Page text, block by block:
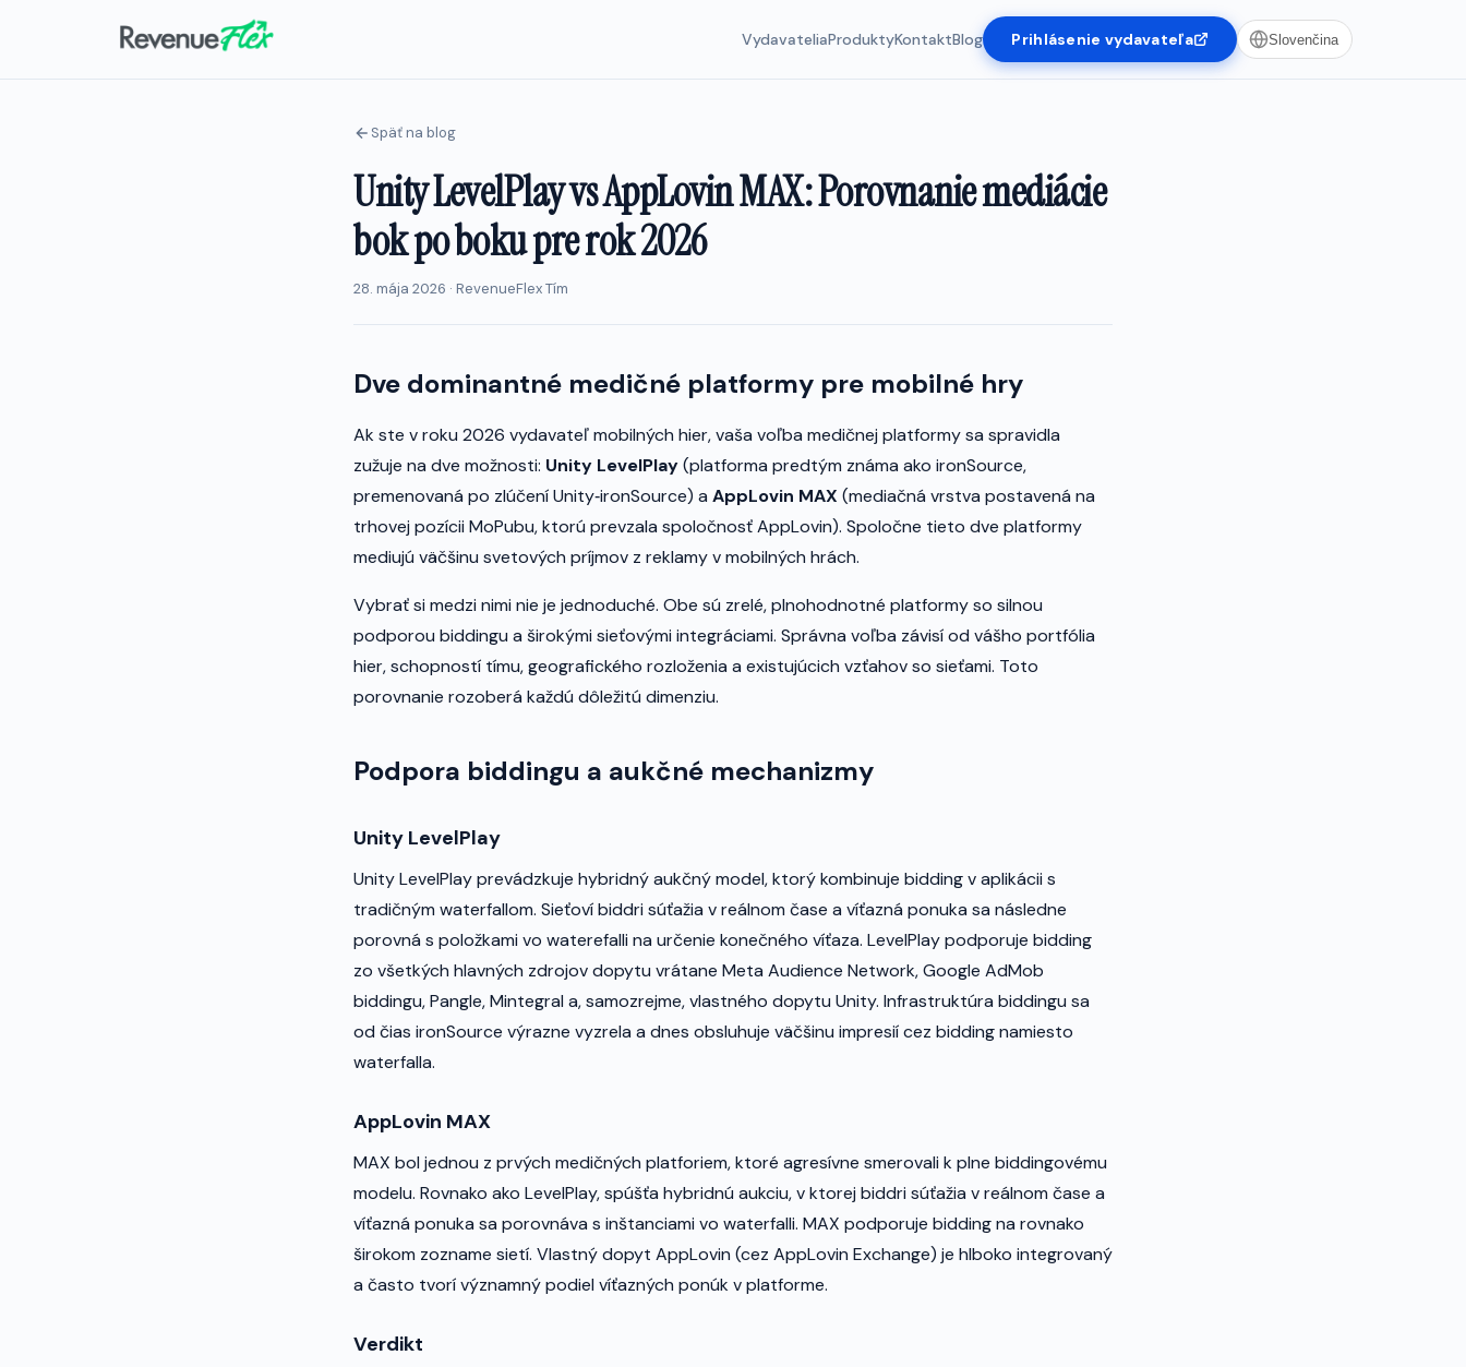
VydavateliaProduktyKontaktBlog Prihlásenie vydavateľa Slovenčina
Späť na blog
Unity LevelPlay vs AppLovin MAX: Porovnanie mediácie
bok po boku pre rok 2026
28. mája 2026 · RevenueFlex Tím
Dve dominantné medičné platformy pre mobilné hry
Ak ste v roku 2026 vydavateľ mobilných hier, vaša voľba medičnej platformy sa spravidla
zužuje na dve možnosti: Unity LevelPlay(platforma predtým známa ako ironSource,
premenovaná po zlúčení Unity‑ironSource) a AppLovin MAX (mediačná vrstva postavená na
trhovej pozícii MoPubu, ktorú prevzala spoločnosť AppLovin). Spoločne tieto dve platformy
mediujú väčšinu svetových príjmov z reklamy v mobilných hrách.
Vybrať si medzi nimi nie je jednoduché. Obe sú zrelé, plnohodnotné platformy so silnou
podporou biddingu a širokými sieťovými integráciami. Správna voľba závisí od vášho portfólia
hier, schopností tímu, geografického rozloženia a existujúcich vzťahov so sieťami. Toto
porovnanie rozoberá každú dôležitú dimenziu.
Podpora biddingu a aukčné mechanizmy
Unity LevelPlay
Unity LevelPlay prevádzkuje hybridný aukčný model, ktorý kombinuje bidding v aplikácii s
tradičným waterfallom. Sieťoví biddri súťažia v reálnom čase a víťazná ponuka sa následne
porovná s položkami vo waterefalli na určenie konečného víťaza. LevelPlay podporuje bidding
zo všetkých hlavných zdrojov dopytu vrátane Meta Audience Network, Google AdMob
biddingu, Pangle, Mintegral a, samozrejme, vlastného dopytu Unity. Infrastruktúra biddingu sa
od čias ironSource výrazne vyzrela a dnes obsluhuje väčšinu impresií cez bidding namiesto
waterfalla.
AppLovin MAX
MAX bol jednou z prvých medičných platforiem, ktoré agresívne smerovali k plne biddingovému
modelu. Rovnako ako LevelPlay, spúšťa hybridnú aukciu, v ktorej biddri súťažia v reálnom čase a
víťazná ponuka sa porovnáva s inštanciami vo waterfalli. MAX podporuje bidding na rovnako
širokom zozname sietí. Vlastný dopyt AppLovin (cez AppLovin Exchange) je hlboko integrovaný
a často tvorí významný podiel víťazných ponúk v platforme.
Verdikt